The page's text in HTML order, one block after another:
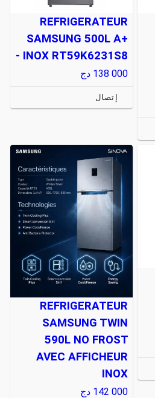
REFRIGERATEUR
SAMSUNG 500L A+
INOX RT59K6231S8 -
138 000 دج
إتصال
REFRIGERATEUR
SAMSUNG TWIN
590L NO FROST
AVEC AFFICHEUR
INOX
142 000 دج